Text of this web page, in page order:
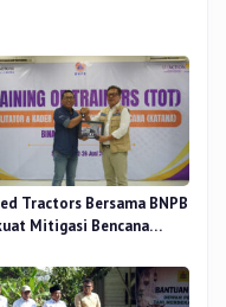
Tractors Bersama BNPB
Mitigasi Bencana